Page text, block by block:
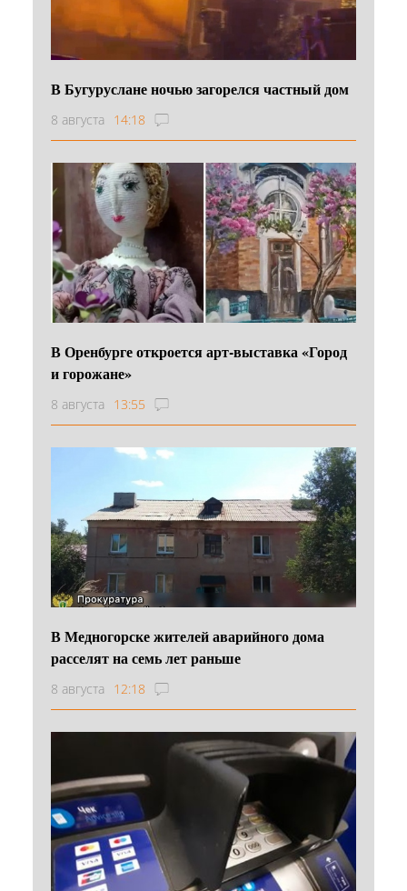
В Бугуруслане ночью загорелся частный дом
8 августа 14:18
В Оренбурге откроется арт-выставка «Город
и горожане»
8 августа 13:55
В Медногорске жителей аварийного дома
расселят на семь лет раньше
8 августа 12:18